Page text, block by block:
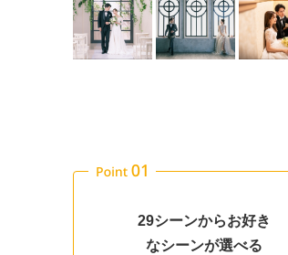
29シーンからお好き
なシーンが選べる